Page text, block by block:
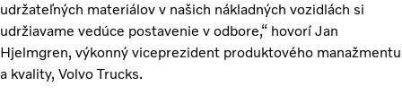
udržateľných materiálov v našich nákladných vozidlách si
udržiavame vedúce postavenie v odbore,“ hovorí Jan
Hjelmgren, výkonný viceprezident produktového manažmentu
a kvality, Volvo Trucks.